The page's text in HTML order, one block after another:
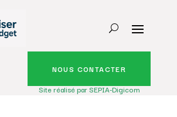
NOUS CONTACTER
Site réalisé par SEPIA-Digicom